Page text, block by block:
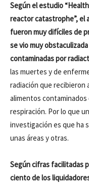
Según el estudio
reactor catastrophe”, el
fueron muy difíciles de
se vio muy
contaminadas por
las muertes y de
radiación que recibieron
alimentos contaminados
respiración. Por lo que
investigación es que ha
unas áreas y otras.
Según cifras facilitadas
ciento de los